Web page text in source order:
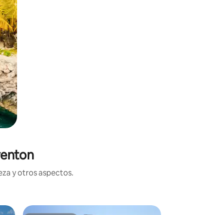
y otros aspectos.